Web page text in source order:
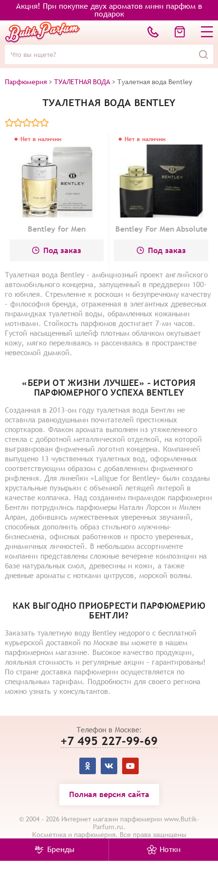
Акция! При покупке двух ароматов мини парфюм в
подарок
Парфюмерия > ТУАЛЕТНАЯ ВОДА > Туалетная вода Bentley
ТУАЛЕТНАЯ ВОДА BENTLEY
Нет в наличии
Bentley for Men
Под заказ
Нет в наличии
Bentley For Men Absolute
Под заказ
Туалетная вода Bentley – амбициозный проект английского
автомобильного концерна, запущенный в преддверии 100-
го юбилея. Стремление к роскоши и безупречному качеству
– философия бренда, отраженная в элегантных древесных
пирамидках туалетной воды, обрамленных кожаными
мотивами. Стойкость парфюмов достигает 7-ми часов.
Густой насыщенный шлейф плотным облачком окутывает
кожу, мягко переливаясь и рассеиваясь в пространстве
невесомой дымкой.
«БЕРИ ОТ ЖИЗНИ ЛУЧШЕЕ» – ИСТОРИЯ
ПАРФЮМЕРНОГО УСПЕХА BENTLEY
Созданная в 2013-ом году туалетная вода Бентли не
оставила равнодушными почитателей престижных
спорткаров. Флакон аромата выполнен из утяжеленного
стекла с добротной металлической отделкой, на которой
выгравирован фирменный логотип концерна. Компанией
выпущено 13 чувственных туалетных вод, оформленных
соответствующим образом с добавлением фирменного
рифления. Для линейки «Laligue for Bentley» были созданы
хрустальные пузырьки с объемной летящей литерой в
качестве колпачка. Над созданием пирамидок парфюмерии
Бентли потрудились парфюмеры Натали Лорсон и Милен
Алран, добившись мужественных уверенных звучаний,
способных дополнить образ стильного мужчины-
бизнесмена, офисных работников и просто уверенных,
динамичных личностей. В небольшом ассортименте
компании представлены сложные вечерние композиции на
базе натуральных смол, древесины и кожи, а также
дневные ароматы с нотками цитрусов, морской волны.
КАК ВЫГОДНО ПРИОБРЕСТИ ПАРФЮМЕРИЮ
БЕНТЛИ?
Заказать туалетную воду Bentley недорого с бесплатной
курьерской доставкой по Москве вы можете в нашем
парфюмерном магазине. Высокое качество продукции,
лояльная стоимость и регулярные акции – гарантированы!
По стране доставка парфюмерии осуществляется по
специальным тарифам. Подробности для своего региона
можно узнать у консультантов.
Телефон в Москве:
+7 495 227-99-69
Полная версия сайта
© 2004 - 2026 Интернет магазин парфюмерии www.Butik-
Parfum.ru.
Косметика и парфюмерия. Все права защищены
Карта сайта
Политика конфиденциальности
Бренды Нотки